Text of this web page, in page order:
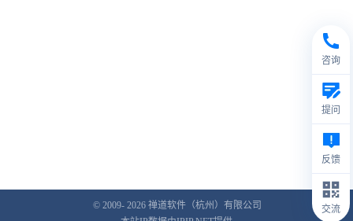
© 2009- 2026 禅道软件（杭州）有限公司
咨询
提问
反馈
交流